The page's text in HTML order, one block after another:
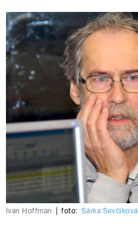
Ivan Hoffman foto: Šárka Ševčíková